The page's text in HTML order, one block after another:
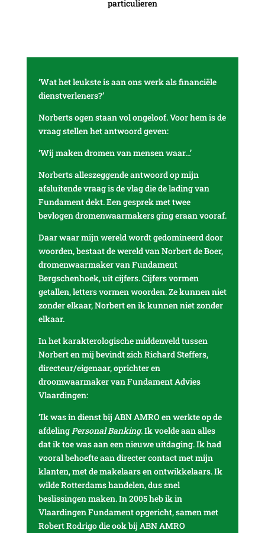
particulieren
‘Wat het leukste is aan ons werk als financiële
dienstverleners?’
Norberts ogen staan vol ongeloof. Voor hem is de
vraag stellen het antwoord geven:
‘Wij maken dromen van mensen waar…’
Norberts alleszeggende antwoord op mijn
afsluitende vraag is de vlag die de lading van
Fundament dekt. Een gesprek met twee
bevlogen dromenwaarmakers ging eraan vooraf.
Daar waar mijn wereld wordt gedomineerd door
woorden, bestaat de wereld van Norbert de Boer,
dromenwaarmaker van Fundament
Bergschenhoek, uit cijfers. Cijfers vormen
getallen, letters vormen woorden. Ze kunnen niet
zonder elkaar, Norbert en ik kunnen niet zonder
elkaar.
In het karakterologische middenveld tussen
Norbert en mij bevindt zich Richard Steffers,
directeur/eigenaar, oprichter en
droomwaarmaker van Fundament Advies
Vlaardingen:
‘Ik was in dienst bij ABN AMRO en werkte op de
afdelingPersonal Banking. Ik voelde aan alles
dat ik toe was aan een nieuwe uitdaging. Ik had
vooral behoefte aan directer contact met mijn
klanten, met de makelaars en ontwikkelaars. Ik
wilde Rotterdams handelen, dus snel
beslissingen maken. In 2005 heb ik in
Vlaardingen Fundament opgericht, samen met
Robert Rodrigo die ook bij ABN AMRO